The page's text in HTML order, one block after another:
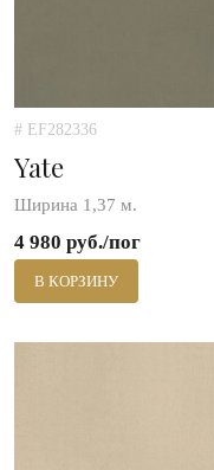
# EF282336
Yate
Ширина 1,37 м.
4 980 руб./пог
В КОРЗИНУ